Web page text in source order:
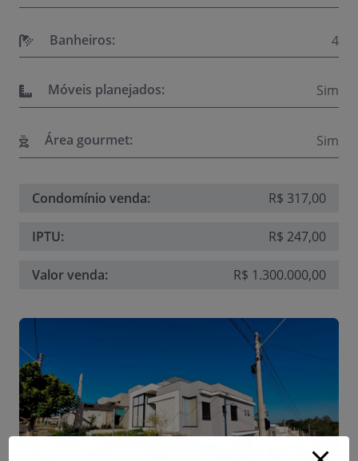
Banheiros: 4
Móveis planejados: Sim
Área gourmet: Sim
Condomínio venda: R$ 317,00
IPTU: R$ 247,00
Valor venda: R$ 1.300.000,00